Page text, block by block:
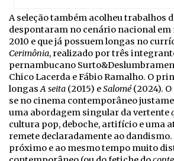
A seleção também acolheu trabalhos
despontaram no cenário nacional em
2010 e que já possuem longas no
Cerimônia, realizado por três
pernambucano
Chico Lacerda e Fábio Ramalho. O
longasA seita (2015) eSalomé(2024).
se no cinema contemporâneo
uma abordagem singular da vertente
cultura pop, deboche, artifício e uma
remete declaradamente ao
próximo e ao mesmo tempo muito